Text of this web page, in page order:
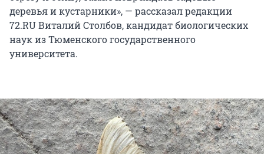
деревья и кустарники», — рассказал редакции
72.RU Виталий Столбов, кандидат биологических
наук из Тюменского государственного
университета.